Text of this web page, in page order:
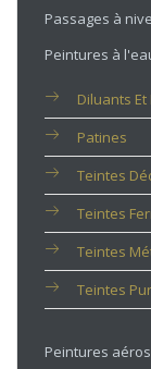
Passages à
Peintures à
Diluants Et
Patines
Teintes
Teintes
Teintes
Teintes
Peintures